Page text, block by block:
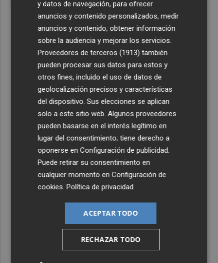
y datos de navegación, para ofrecer
anuncios y contenido personalizados, medir
anuncios y contenido, obtener información
sobre la audiencia y mejorar los servicios.
Proveedores de terceros (1913) también
pueden procesar sus datos para estos y
otros fines, incluido el uso de datos de
geolocalización precisos y características
del dispositivo. Sus elecciones se aplican
solo a este sitio web. Algunos proveedores
pueden basarse en el interés legítimo en
lugar del consentimiento; tiene derecho a
oponerse enConfiguración de publicidad
Puede retirar su consentimiento en
cualquier momento enConfiguración de
cookies .Política de privacidad
ACEPTAR TODO
RECHAZAR TODO